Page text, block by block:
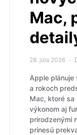
Mac,
28. júla 2026
Apple
a rokoch
Mac, ktoré sa
výkonom aj
prirodzenými
prinesú